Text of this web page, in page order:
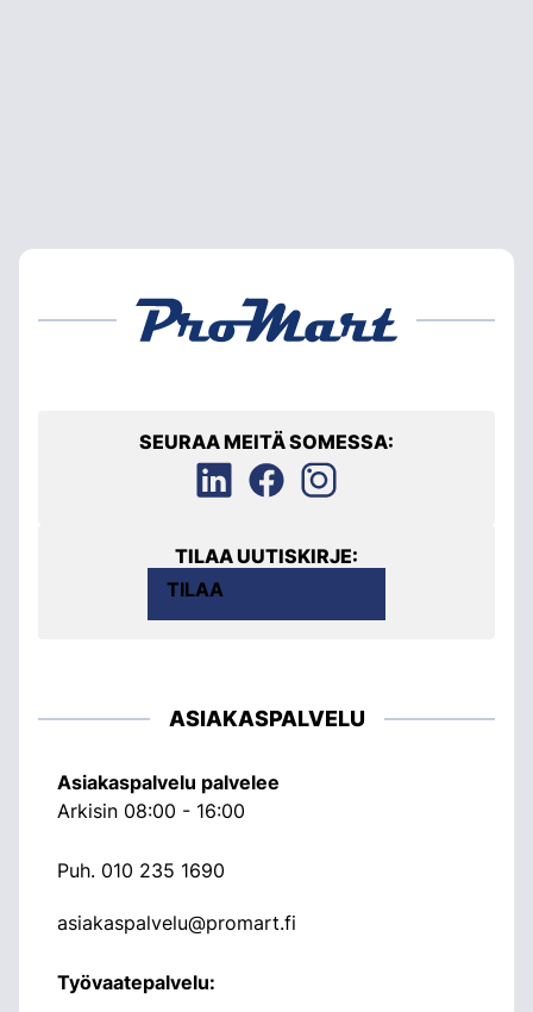
SEURAA MEITÄ SOMESSA:
TILAA UUTISKIRJE:
TILAA
ASIAKASPALVELU
Asiakaspalvelu palvelee
Arkisin 08:00 - 16:00
Puh. 010 235 1690
asiakaspalvelu@promart.fi
Työvaatepalvelu: